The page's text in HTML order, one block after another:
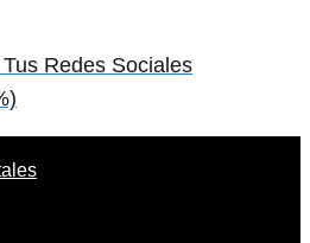
Redes Sociales